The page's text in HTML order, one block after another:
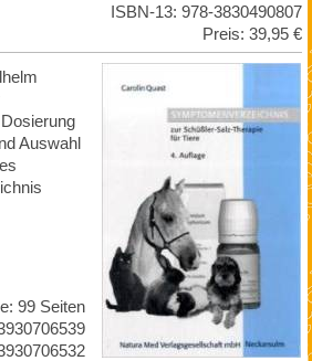
ISBN-13: 978-3830490807
Preis: 39,95 €
Auswahl
99 Seiten